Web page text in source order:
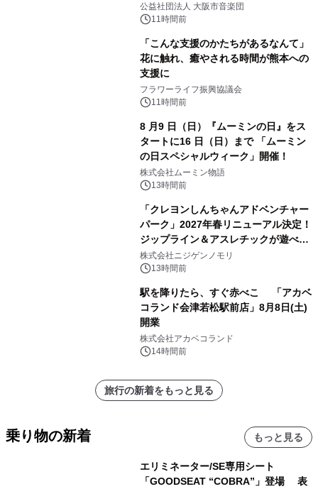
公益社団法人 大阪市音楽団
11時間前
「こんな支援のかたちがあるなんて」
花に触れ、癒やされる時間が熊本への
支援に
フラワーライフ振興協議会
11時間前
8 月9 日（日）『ムーミンの日』をス
タートに16 日（日）まで 「ムーミン
の日スペシャルウィーク」開催！
株式会社ムーミン物語
13時間前
「クレヨンしんちゃんアドベンチャー
パーク」2027年春リニューアル決定！
ジップライン＆アスレチックが遊べる
のは今年が最後！ 「ラスト！ドキがム
ネムネ～大作戦！」始動
株式会社ニジゲンノモリ
13時間前
駅を降りたら、すぐ赤べこ 「アカベ
コランド会津若松駅前店」8月8日(土)
開業
株式会社アカベコランド
14時間前
旅行の新着をもっと見る
乗り物の新着 もっと見る
エリミネーター/SE専用シート
「GOODSEAT “COBRA”」登場 表